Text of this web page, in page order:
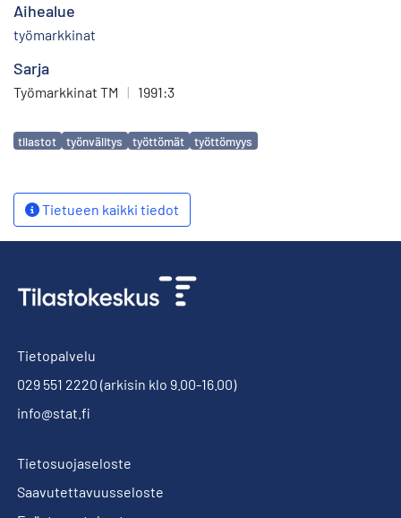
Aihealue
työmarkkinat
Sarja
Työmarkkinat TM | 1991:3
Avainsanat
tilastot työnvälitys työttömät työttömyys
Tietueen kaikki tiedot
Tietopalvelu
029 551 2220 (arkisin klo 9.00-16.00)
info@stat.fi
Tietosuojaseloste
Saavutettavuusseloste